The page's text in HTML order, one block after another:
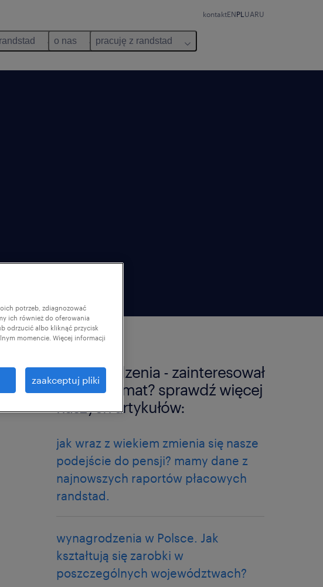
kontaktENPL UARU
o nas pracuję z randstad
wynagrodzenia - zainteresował
Cię ten temat? sprawdź więcej
naszych artykułów:
jak wraz z wiekiem zmienia się nasze
podejście do pensji? mamy dane z
najnowszych raportów płacowych
randstad.
wynagrodzenia w Polsce. Jak
kształtują się zarobki w
poszczególnych województwach?
potrzeb, zdiagnozować
ich również do oferowania
odrzucić albo kliknąć przycisk
momencie. Więcej informacji
zaakceptuj pliki